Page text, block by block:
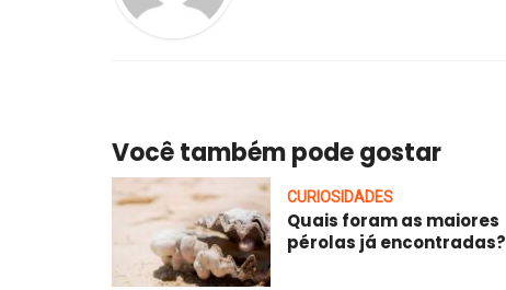
Você também pode gostar
CURIOSIDADES
Quais foram as maiores
pérolas já encontradas?